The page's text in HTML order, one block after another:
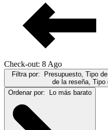
Check-out: 8 Ago
Filtra por:
Presupuesto, Tipo
de la reseña, Tipo
Ordenar por:
Lo más barato